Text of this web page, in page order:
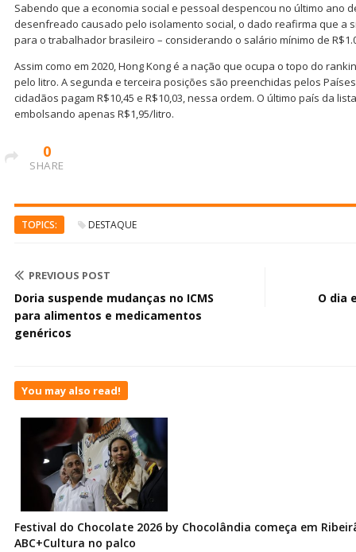
Sabendo que a economia social e pessoal despencou no último ano
desenfreado causado pelo isolamento social, o dado reafirma que a
para o trabalhador brasileiro – considerando o salário mínimo de
Assim como em 2020, Hong Kong é a nação que ocupa o topo do
pelo litro. A segunda e terceira posições são preenchidas pelos
cidadãos pagam R$10,45 e R$10,03, nessa ordem. O último país da
embolsando apenas R$1,95/litro.
0
SHARE
TOPICS: DESTAQUE
PREVIOUS POST
Doria suspende mudanças no ICMS
para alimentos e medicamentos
genéricos
O dia
You may also read!
Festival do Chocolate 2026 by Chocolândia começa em
ABC+Cultura no palco